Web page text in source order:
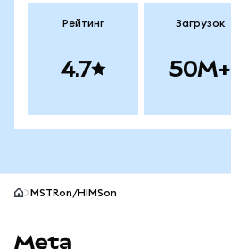
Рейтинг
4.7
Загрузок
50M+
MSTRon/HIMSon